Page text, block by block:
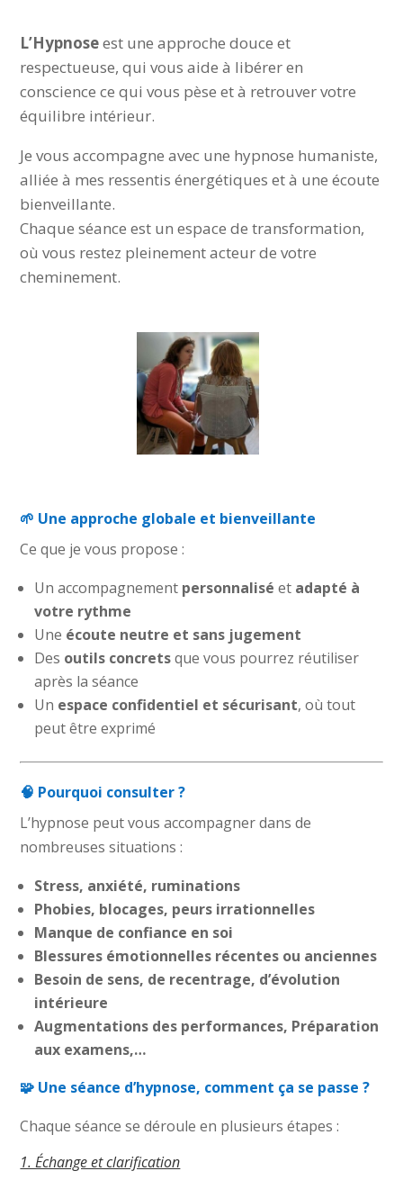
L’Hypnoseest une approche douce et
respectueuse, qui vous aide à libérer en
conscience ce qui vous pèse et à retrouver votre
équilibre intérieur.
Je vous accompagne avec une hypnose humaniste,
alliée à mes ressentis énergétiques et à une écoute
bienveillante.
Chaque séance est un espace de transformation,
où vous restez pleinement acteur de votre
cheminement.
🌱 Une approche globale et bienveillante
Ce que je vous propose :
Un accompagnement personnalisé et adapté à
votre rythme
Une écoute neutre et sans jugement
Des outils concretsque vous pourrez réutiliser
après la séance
Un espace confidentiel et sécurisant, où tout
peut être exprimé
🧠 Pourquoi consulter ?
L’hypnose peut vous accompagner dans de
nombreuses situations :
Stress, anxiété, ruminations
Phobies, blocages, peurs irrationnelles
Manque de confiance en soi
Blessures émotionnelles récentes ou anciennes
Besoin de sens, de recentrage, d’évolution
intérieure
Augmentations des performances, Préparation
aux examens,…
🧩 Une séance d’hypnose, comment ça se passe ?
Chaque séance se déroule en plusieurs étapes :
1. Échange et clarification